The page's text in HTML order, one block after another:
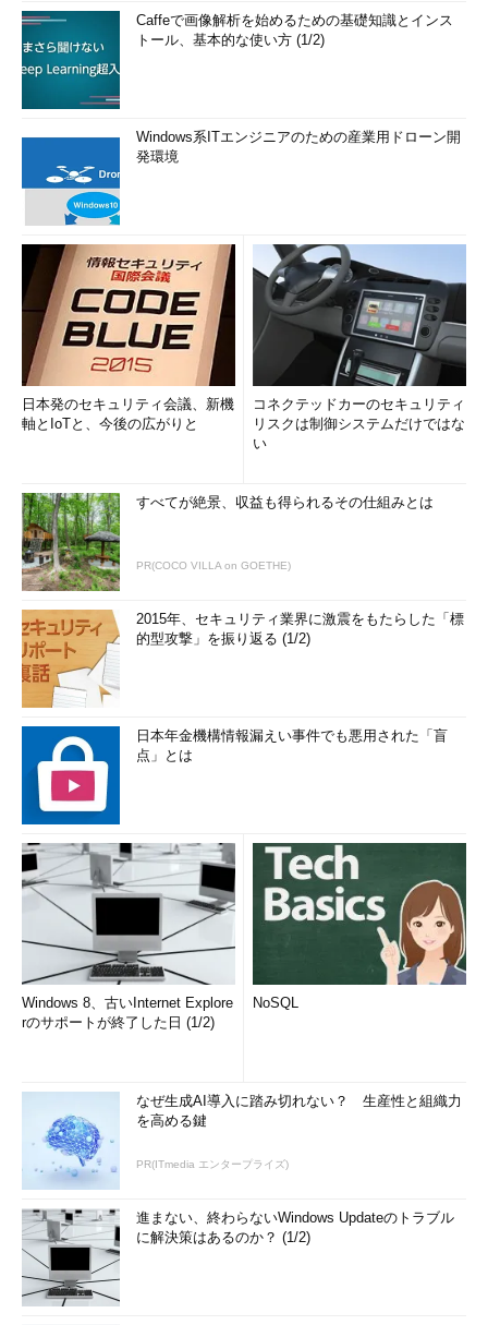
Caffeで画像解析を始めるための基礎知識とインス
トール、基本的な使い方 (1/2)
Windows系ITエンジニアのための産業用ドローン開
発環境
日本発のセキュリティ会議、新機
軸とIoTと、今後の広がりと
コネクテッドカーのセキュリティ
リスクは制御システムだけではな
い
すべてが絶景、収益も得られるその仕組みとは
PR(COCO VILLA on GOETHE)
2015年、セキュリティ業界に激震をもたらした「標
的型攻撃」を振り返る (1/2)
日本年金機構情報漏えい事件でも悪用された「盲
点」とは
Windows 8、古いInternet Explore
rのサポートが終了した日 (1/2)
NoSQL
なぜ生成AI導入に踏み切れない？ 生産性と組織力
を高める鍵
PR(ITmedia エンタープライズ)
進まない、終わらないWindows Updateのトラブル
に解決策はあるのか？ (1/2)